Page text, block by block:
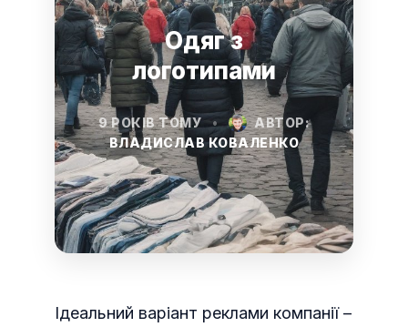
Одяг з
логотипами
9 РОКІВ ТОМУ •
АВТОР:
ВЛАДИСЛАВ КОВАЛЕНКО
Ідеальний варіант реклами компанії –